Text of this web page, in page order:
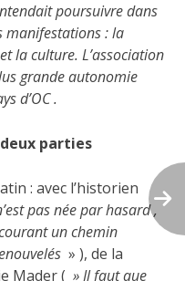
poursuivre dans
manifestations : la
la culture. L’association
grande autonomie
d’OC .
parties
: avec l’historien
pas née par hasard ,
un chemin
» ), de la
Mader ( » Il faut que